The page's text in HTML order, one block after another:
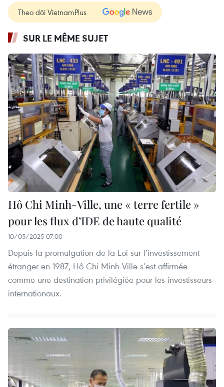
Theo dõi VietnamPlus
SUR LE MÊME SUJET
Hô Chi Minh-Ville, une « terre fertile »
pour les flux d’IDE de haute qualité
10/05/2025 07:00
Depuis la promulgation de la Loi sur l’investissement
étranger en 1987, Hô Chi Minh-Ville s’est affirmée
comme une destination privilégiée pour les investisseurs
internationaux.